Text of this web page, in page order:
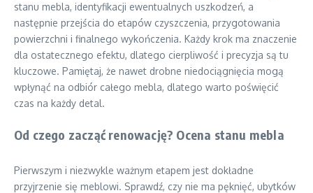
stanu mebla, identyfikacji ewentualnych uszkodzeń, a
następnie przejścia do etapów czyszczenia, przygotowania
powierzchni i finalnego wykończenia. Każdy krok ma znaczenie
dla ostatecznego efektu, dlatego cierpliwość i precyzja są tu
kluczowe. Pamiętaj, że nawet drobne niedociągnięcia mogą
wpłynąć na odbiór całego mebla, dlatego warto poświęcić
czas na każdy detal.
Od czego zacząć renowację? Ocena stanu mebla
Pierwszym i niezwykle ważnym etapem jest dokładne
przyjrzenie się meblowi. Sprawdź, czy nie ma pęknięć, ubytków